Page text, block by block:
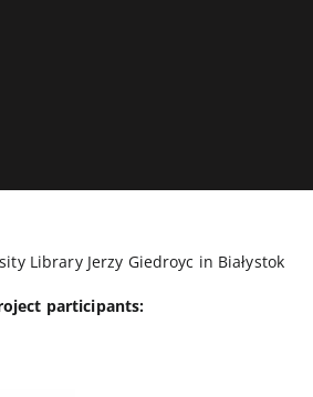
Library Jerzy Giedroyc in Białystok
participants: